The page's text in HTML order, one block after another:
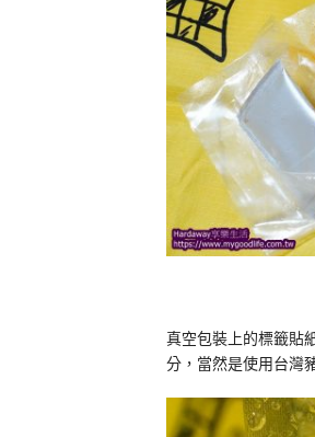
真空包裝上的標籤貼
分，當然是使用台灣